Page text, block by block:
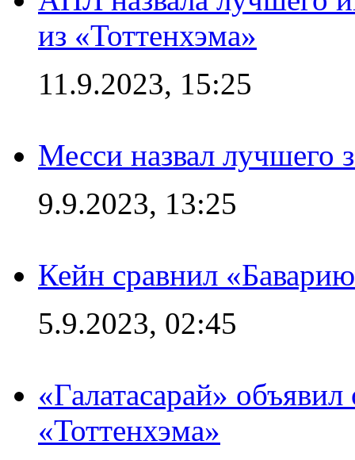
из «Тоттенхэма»
11.9.2023, 15:25
Месси назвал лучшего
9.9.2023, 13:25
Кейн сравнил
5.9.2023, 02:45
«Галатасарай»
«Тоттенхэма»